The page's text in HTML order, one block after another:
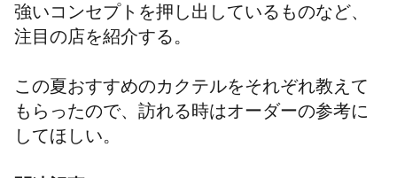
強いコンセプトを押し出しているものなど、
注目の店を紹介する。
この夏おすすめのカクテルをそれぞれ教えて
もらったので、訪れる時はオーダーの参考に
してほしい。